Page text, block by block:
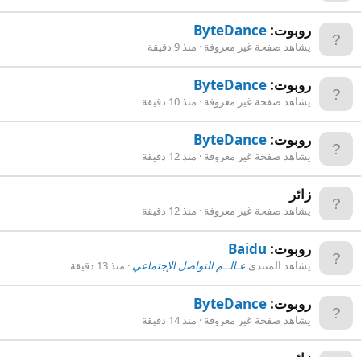
روبوت: ByteDance
يشاهد صفحة غير معروفة منذ 9 دقيقة
روبوت: ByteDance
يشاهد صفحة غير معروفة منذ 10 دقيقة
روبوت: ByteDance
يشاهد صفحة غير معروفة منذ 12 دقيقة
زائر
يشاهد صفحة غير معروفة منذ 12 دقيقة
روبوت: Baidu
يشاهد المنتدى عـالــم التواصل الإجتماعي منذ 13 دقيقة
روبوت: ByteDance
يشاهد صفحة غير معروفة منذ 14 دقيقة